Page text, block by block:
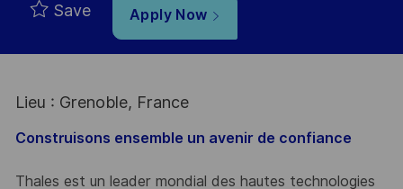
Save Apply Now
Lieu : Grenoble, France
Construisons ensemble un avenir de confiance
Thales est un leader mondial des hautes technologies